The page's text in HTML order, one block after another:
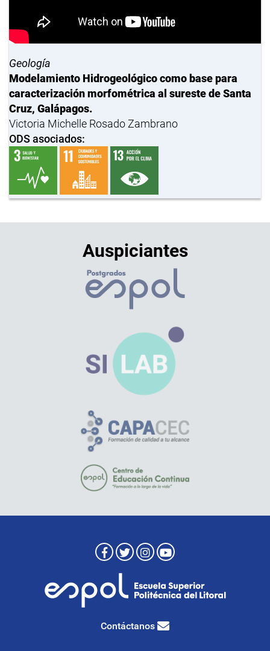
Geología
Modelamiento Hidrogeológico como base para
caracterización morfométrica al sureste de Santa
Cruz, Galápagos.
Victoria Michelle Rosado Zambrano
ODS asociados:
Auspiciantes
Contáctanos